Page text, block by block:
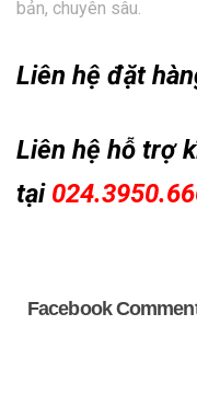
bản, chuyên sâu.
Liên hệ đặt
Liên hệ hỗ trợ
tại
Facebook